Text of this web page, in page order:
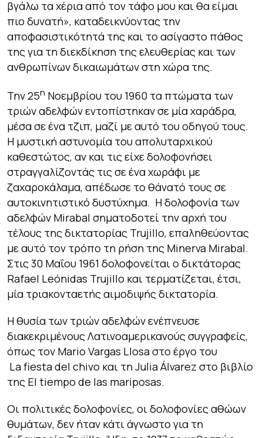
βγάλω τα χέρια από τον τάφο μου και θα είμαι
πιο δυνατή», καταδεικνύοντας την
αποφασιστικότητά της και το ασίγαστο πάθος
της για τη διεκδίκηση της ελευθερίας και των
ανθρωπίνων δικαιωμάτων στη χώρα της.
Την 25η Νοεμβρίου του 1960 τα πτώματα των
τριών αδελφών εντοπίστηκαν σε μία χαράδρα,
μέσα σε ένα τζιπ, μαζί με αυτό του οδηγού τους.
Η μυστική αστυνομία του απολυταρχικού
καθεστώτος, αν και τις είχε δολοφονήσει
στραγγαλίζοντάς τις σε ένα χωράφι με
ζαχαροκάλαμα, απέδωσε το θάνατό τους σε
αυτοκινητιστικό δυστύχημα. Η δολοφονία των
αδελφών Mirabal σηματοδοτεί την αρχή του
τέλους της δικτατορίας Trujillo, επαληθεύοντας
με αυτό τον τρόπο τη ρήση της Minerva Mirabal.
Στις 30 Μαΐου 1961 δολοφονείται ο δικτάτορας
Rafael Leónidas Trujillo και τερματίζεται, έτσι,
μία τριακονταετής αιμοδιψής δικτατορία.
Η θυσία των τριών αδελφών ενέπνευσε
διακεκριμένους Λατινοαμερικανούς συγγραφείς,
όπως τον Mario Vargas Llosa στο έργο του
Lafiestadel chivo και τη Julia Álvarez στο βιβλίο
της El tiempo de las mariposas.
Οι πολιτικές δολοφονίες, οι δολοφονίες αθώων
θυμάτων, δεν ήταν κάτι άγνωστο για τη